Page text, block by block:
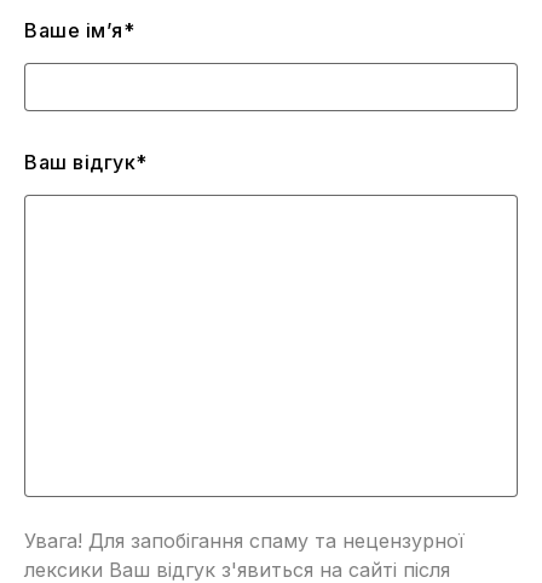
Ваше ім’я*
Ваш відгук*
Увага! Для запобігання спаму та нецензурної
лексики Ваш відгук з'явиться на сайті після